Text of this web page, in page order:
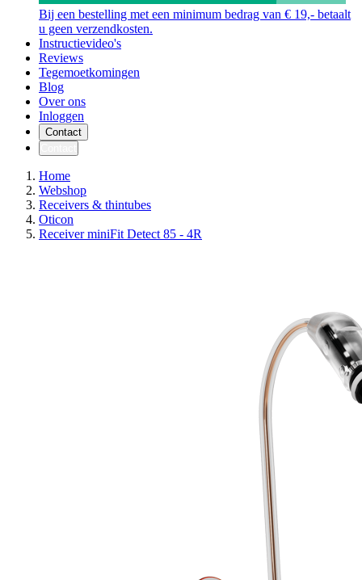
Bij een bestelling met een minimum bedrag van € 19,- betaalt
u geen verzendkosten.
Instructievideo's
Reviews
Tegemoetkomingen
Blog
Over ons
Inloggen
Contact
Home
Webshop
Receivers & thintubes
Oticon
Receiver miniFit Detect 85 - 4R